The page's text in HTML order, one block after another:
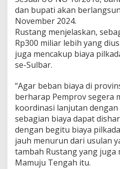
dan bupati akan
November 2024.
Rustang menjelaskan,
Rp300 miliar lebih yang
juga mencakup biaya
se-Sulbar.
“Agar beban biaya di
berharap Pemprov segera
koordinasi lanjutan dengan
sebagian biaya dapat
dengan begitu biaya
jauh menurun dari usulan
tambah Rustang yang juga
Mamuju Tengah itu.